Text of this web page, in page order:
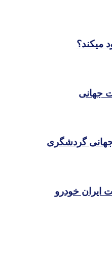
میکند؟
جهانی
جهانی گردشگری
ایران خودرو